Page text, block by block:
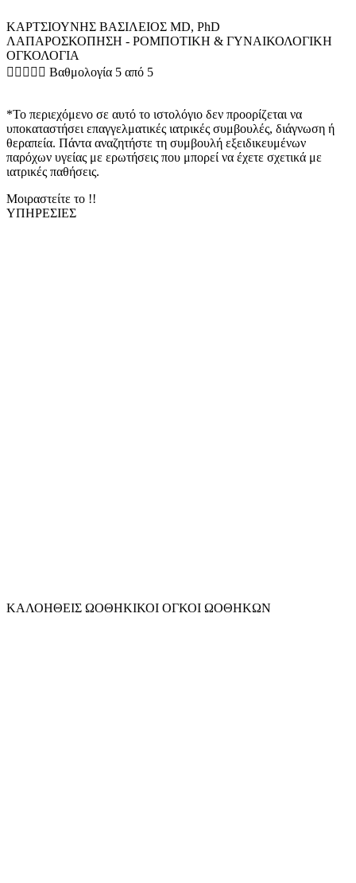
ΚΑΡΤΣΙΟΥΝΗΣ ΒΑΣΙΛΕΙΟΣ MD, PhD
ΛΑΠΑΡΟΣΚΟΠΗΣΗ - ΡΟΜΠΟΤΙΚΗ & ΓΥΝΑΙΚΟΛΟΓΙΚΗ
ΟΓΚΟΛΟΓΙΑ
     Βαθμολογία 5 από 5
*Το περιεχόμενο σε αυτό το ιστολόγιο δεν προορίζεται να
υποκαταστήσει επαγγελματικές ιατρικές συμβουλές, διάγνωση ή
θεραπεία. Πάντα αναζητήστε τη συμβουλή εξειδικευμένων
παρόχων υγείας με ερωτήσεις που μπορεί να έχετε σχετικά με
ιατρικές παθήσεις.
Μοιραστείτε το !!
ΥΠΗΡΕΣΙΕΣ
ΚΑΛΟΗΘΕΙΣ ΩΟΘΗΚΙΚΟΙ ΟΓΚΟΙ ΩΟΘΗΚΩΝ